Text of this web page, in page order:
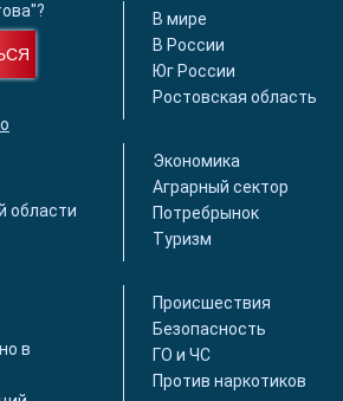
области
в
В мире
В России
Юг России
Ростовская область
Экономика
Аграрный сектор
Потребрынок
Туризм
Происшествия
Безопасность
ГО и ЧС
Против наркотиков